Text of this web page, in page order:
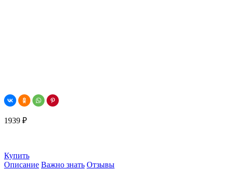
1939 ₽
Купить
Описание Важно знать Отзывы